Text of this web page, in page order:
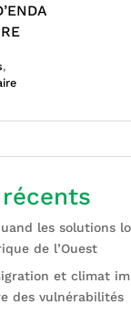
,
les solutions
de l’Ouest
et climat
des vulnérabilités